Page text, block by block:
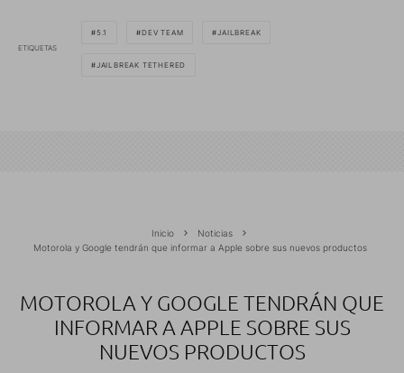
ETIQUETAS
5.1 DEV TEAM JAILBREAK
JAILBREAK TETHERED
Inicio
Noticias
Motorola y Google tendrán que informar a Apple sobre sus nuevos productos
MOTOROLA Y GOOGLE TENDRÁN QUE
INFORMAR A APPLE SOBRE SUS
NUEVOS PRODUCTOS